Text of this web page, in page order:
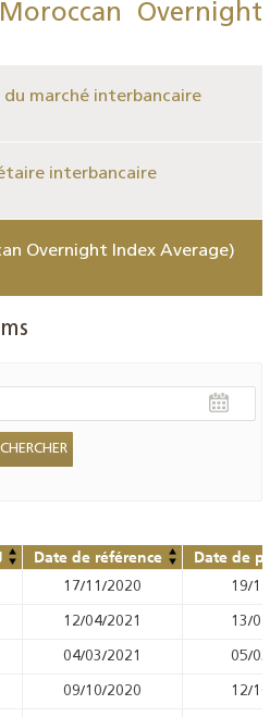
Overnight
marché interbancaire
interbancaire
Overnight Index Average)
Date de référence Date de
17/11/2020 19/
12/04/2021 13/
04/03/2021 05/
09/10/2020 12/